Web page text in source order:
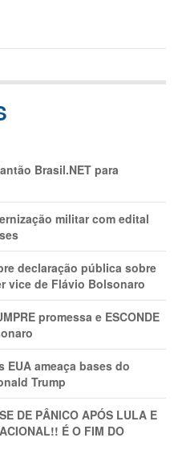
Brasil.NET para
militar com edital
declaração pública sobre
vice de Flávio Bolsonaro
promessa e ESCONDE
ameaça bases do
Trump
DE PÂNlCO APÓS LULA E
É O FIM DO